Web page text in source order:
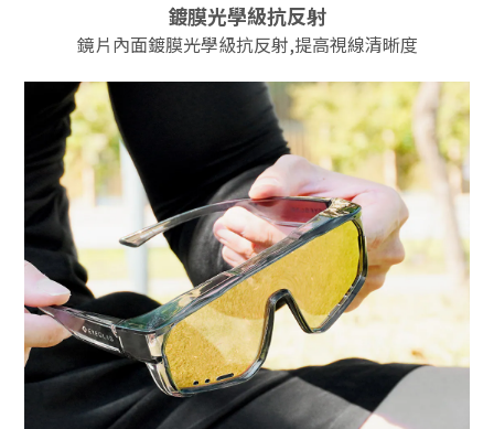
鍍膜光學級抗反射
鏡片內面鍍膜光學級抗反射,提高視線清晰度